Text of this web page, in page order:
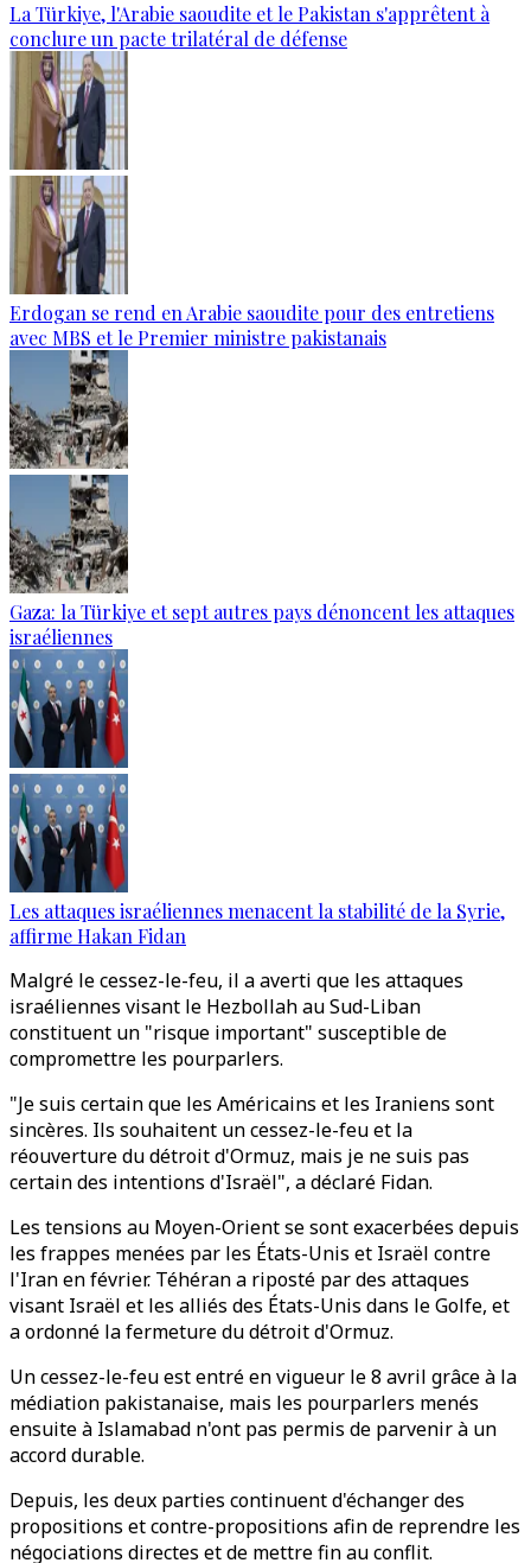
La Türkiye, l'Arabie saoudite et le Pakistan s'apprêtent à
conclure un pacte trilatéral de défense
Erdogan se rend en Arabie saoudite pour des entretiens
avec MBS et le Premier ministre pakistanais
Gaza: la Türkiye et sept autres pays dénoncent les attaques
israéliennes
Les attaques israéliennes menacent la stabilité de la Syrie,
affirme Hakan Fidan
Malgré le cessez-le-feu, il a averti que les attaques
israéliennes visant le Hezbollah au Sud-Liban
constituent un "risque important" susceptible de
compromettre les pourparlers.
"Je suis certain que les Américains et les Iraniens sont
sincères. Ils souhaitent un cessez-le-feu et la
réouverture du détroit d'Ormuz, mais je ne suis pas
certain des intentions d'Israël", a déclaré Fidan.
Les tensions au Moyen-Orient se sont exacerbées depuis
les frappes menées par les États-Unis et Israël contre
l'Iran en février. Téhéran a riposté par des attaques
visant Israël et les alliés des États-Unis dans le Golfe, et
a ordonné la fermeture du détroit d'Ormuz.
Un cessez-le-feu est entré en vigueur le 8 avril grâce à la
médiation pakistanaise, mais les pourparlers menés
ensuite à Islamabad n'ont pas permis de parvenir à un
accord durable.
Depuis, les deux parties continuent d'échanger des
propositions et contre-propositions afin de reprendre les
négociations directes et de mettre fin au conflit.